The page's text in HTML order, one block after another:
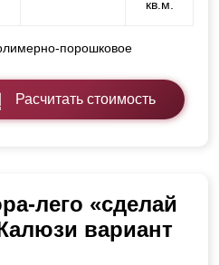
кв.м.
порошковое
Расчитать стоимость
лего «сделай
вариант